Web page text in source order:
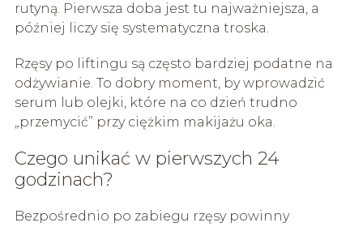
rutyną. Pierwsza doba jest tu najważniejsza, a
później liczy się systematyczna troska.
Rzęsy po liftingu są często bardziej podatne na
odżywianie. To dobry moment, by wprowadzić
serum lub olejki, które na co dzień trudno
„przemycić” przy ciężkim makijażu oka.
Czego unikać w pierwszych 24
godzinach?
Bezpośrednio po zabiegu rzęsy powinny